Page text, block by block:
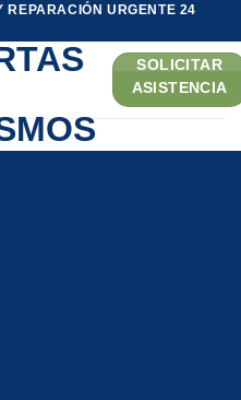
REPARACIÓN URGENTE 24
SOLICITAR
ASISTENCIA